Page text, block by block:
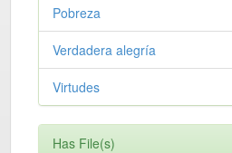
Pobreza
Verdadera alegría
Virtudes
Has File(s)